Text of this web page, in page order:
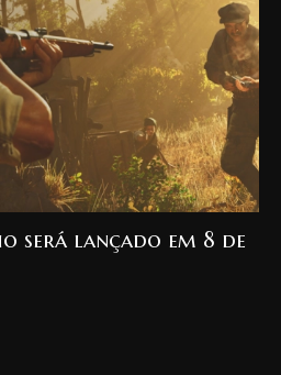
será lançado em 8 de